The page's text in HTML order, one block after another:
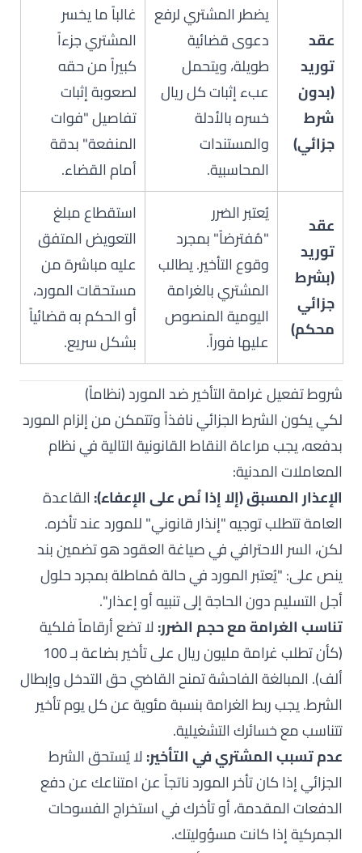
عقد
توريد
(بدون
شرط
جزائي)
يضطر المشتري لرفع
دعوى قضائية
طويلة، ويتحمل
عبء إثبات كل ريال
خسره بالأدلة
والمستندات
المحاسبية.
غالباً ما يخسر
المشتري جزءاً
كبيراً من حقه
لصعوبة إثبات
تفاصيل "فوات
المنفعة" بدقة
أمام القضاء.
عقد
توريد
(بشرط
جزائي
محكم)
يُعتبر الضرر
"مُفترضاً" بمجرد
وقوع التأخير. يطالب
المشتري بالغرامة
اليومية المنصوص
عليها فوراً.
استقطاع مبلغ
التعويض المتفق
عليه مباشرة من
مستحقات المورد،
أو الحكم به قضائياً
بشكل سريع.
شروط تفعيل غرامة التأخير ضد المورد (نظاماً)
لكي يكون الشرط الجزائي نافذاً وتتمكن من إلزام المورد
بدفعه، يجب مراعاة النقاط القانونية التالية في نظام
المعاملات المدنية:
الإعذار المسبق (إلا إذا نُص على الإعفاء): القاعدة
العامة تتطلب توجيه "إنذار قانوني" للمورد عند تأخره.
لكن، السر الاحترافي في صياغة العقود هو تضمين بند
ينص على:"يُعتبر المورد في حالة مُماطلة بمجرد حلول
أجل التسليم دون الحاجة إلى تنبيه أو إعذار".
تناسب الغرامة مع حجم الضرر:لا تضع أرقاماً فلكية
(كأن تطلب غرامة مليون ريال على تأخير بضاعة بـ 100
ألف). المبالغة الفاحشة تمنح القاضي حق التدخل وإبطال
الشرط. يجب ربط الغرامة بنسبة مئوية عن كل يوم تأخير
تتناسب مع خسائرك التشغيلية.
عدم تسبب المشتري في التأخير:لا يُستحق الشرط
الجزائي إذا كان تأخر المورد ناتجاً عن امتناعك عن دفع
الدفعات المقدمة، أو تأخرك في استخراج الفسوحات
الجمركية إذا كانت مسؤوليتك.